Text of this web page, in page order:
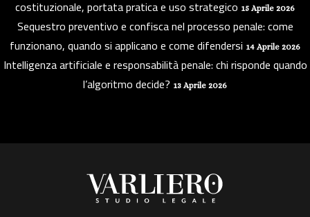
costituzionale, portata pratica e uso strategico 15 Aprile 2026
Sequestro preventivo e confisca nel processo penale: come
funzionano, quando si applicano e come difendersi 14 Aprile 2026
Intelligenza artificiale e responsabilità penale: chi risponde quando
l’algoritmo decide? 13 Aprile 2026